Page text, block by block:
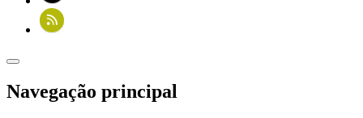
Navegação principal